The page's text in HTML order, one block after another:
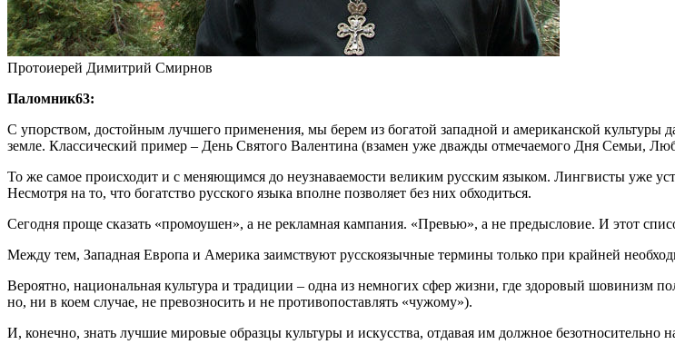
Протоиерей Димитрий Смирнов
Паломник63:
С упорством, достойным лучшего применения, мы берем из богатой западной и американской культуры
земле. Классический пример – День Святого Валентина (взамен уже дважды отмечаемого Дня Семьи,
То же самое происходит и с меняющимся до неузнаваемости великим русским языком. Лингвисты уже
Несмотря на то, что богатство русского языка вполне позволяет без них обходиться.
Сегодня проще сказать «промоушен», а не рекламная кампания. «Превью», а не предысловие. И этот
Между тем, Западная Европа и Америка заимствуют русскоязычные термины только при крайней
Вероятно, национальная культура и традиции – одна из немногих сфер жизни, где здоровый шовинизм
но, ни в коем случае, не превозносить и не противопоставлять «чужому»).
И, конечно, знать лучшие мировые образцы культуры и искусства, отдавая им должное безотносительно